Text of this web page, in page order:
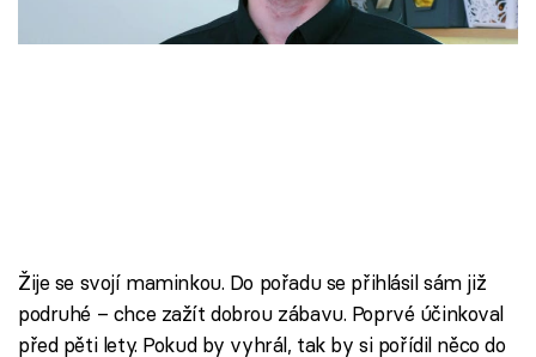
Přihlášení
Žije se svojí maminkou. Do pořadu se přihlásil sám již
podruhé – chce zažít dobrou zábavu. Poprvé účinkoval
před pěti lety. Pokud by vyhrál, tak by si pořídil něco do